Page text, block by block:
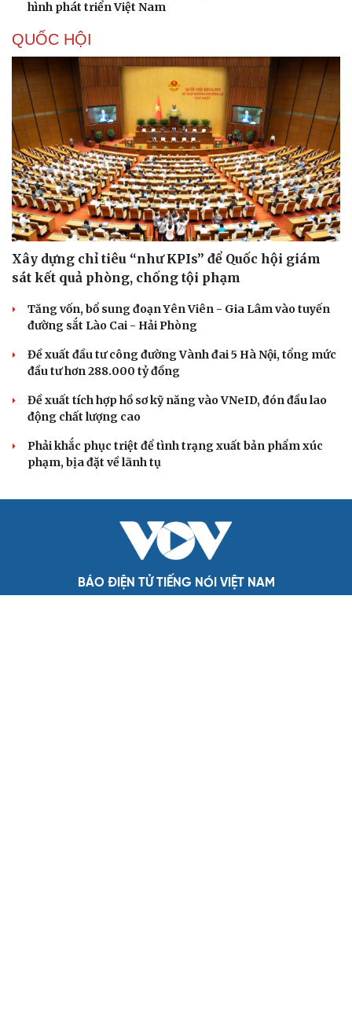
Cải chính
hình phát triển Việt Nam
QUỐC HỘI
Xây dựng chỉ tiêu “như KPIs” để Quốc hội giám
sát kết quả phòng, chống tội phạm
Tăng vốn, bổ sung đoạn Yên Viên - Gia Lâm vào tuyến
đường sắt Lào Cai - Hải Phòng
Đề xuất đầu tư công đường Vành đai 5 Hà Nội, tổng mức
đầu tư hơn 288.000 tỷ đồng
Đề xuất tích hợp hồ sơ kỹ năng vào VNeID, đón đầu lao
động chất lượng cao
Phải khắc phục triệt để tình trạng xuất bản phẩm xúc
phạm, bịa đặt về lãnh tụ
BÁO ĐIỆN TỬ TIẾNG NÓI VIỆT NAM